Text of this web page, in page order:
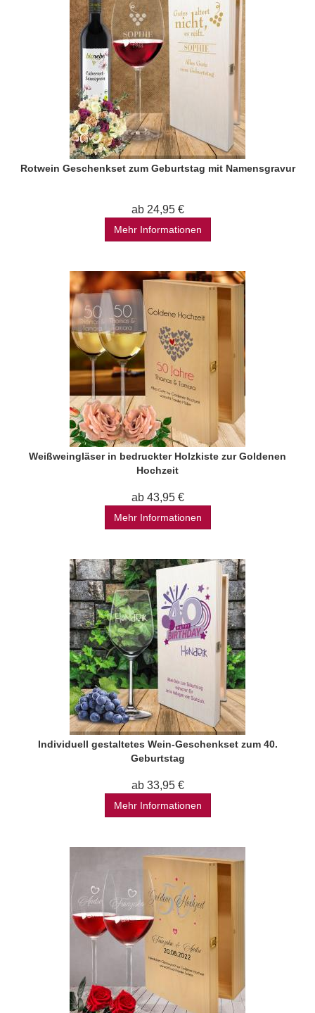
Rotwein Geschenkset zum Geburtstag mit Namensgravur
ab 24,95 €
Mehr Informationen
Weißweingläser in bedruckter Holzkiste zur Goldenen
Hochzeit
ab 43,95 €
Mehr Informationen
Individuell gestaltetes Wein-Geschenkset zum 40.
Geburtstag
ab 33,95 €
Mehr Informationen